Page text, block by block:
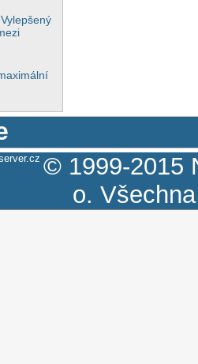
© 1999-2015
o.